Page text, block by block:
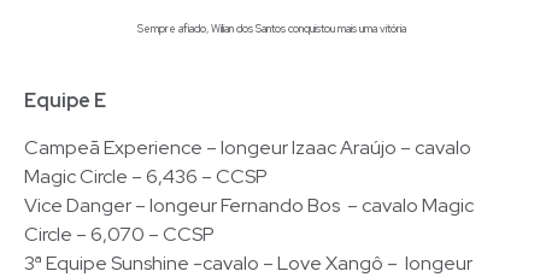
Sempre afiado, Wilian dos Santos conquistou mais uma vitória
Equipe E
Campeã Experience – longeur Izaac Araújo – cavalo
Magic Circle – 6,436 – CCSP
Vice Danger – longeur Fernando Bos – cavalo Magic
Circle – 6,070 – CCSP
3ª Equipe Sunshine -cavalo – Love Xangô – longeur